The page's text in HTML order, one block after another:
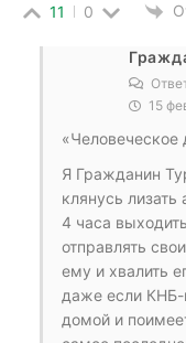
11 0
15
«Человеческое
Я Гражданин
клянусь лизать
4 часа
отправлять
ему и хвалить
даже если КНБ-
домой и